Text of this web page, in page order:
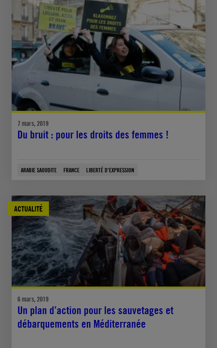
7 mars, 2019
Du bruit : pour les droits des femmes !
ARABIE SAOUDITE FRANCE LIBERTÉ D'EXPRESSION
ACTUALITÉ
6 mars, 2019
Un plan d’action pour les sauvetages et
débarquements en Méditerranée